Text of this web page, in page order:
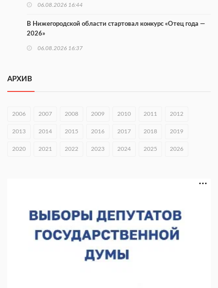
06.08.2026 16:44
В Нижегородской области стартовал конкурс «Отец года —
2026»
06.08.2026 16:37
раза
06.08.2026 15:26
Видели ночь, бежали всю ночь... На Нижневолжской
набережной прошел необычный забег
АРХИВ
2006 2007 2008 2009 2010 2011 2012
2013 2014 2015 2016 2017 2018 2019
2020 2021 2022 2023 2024 2025 2026